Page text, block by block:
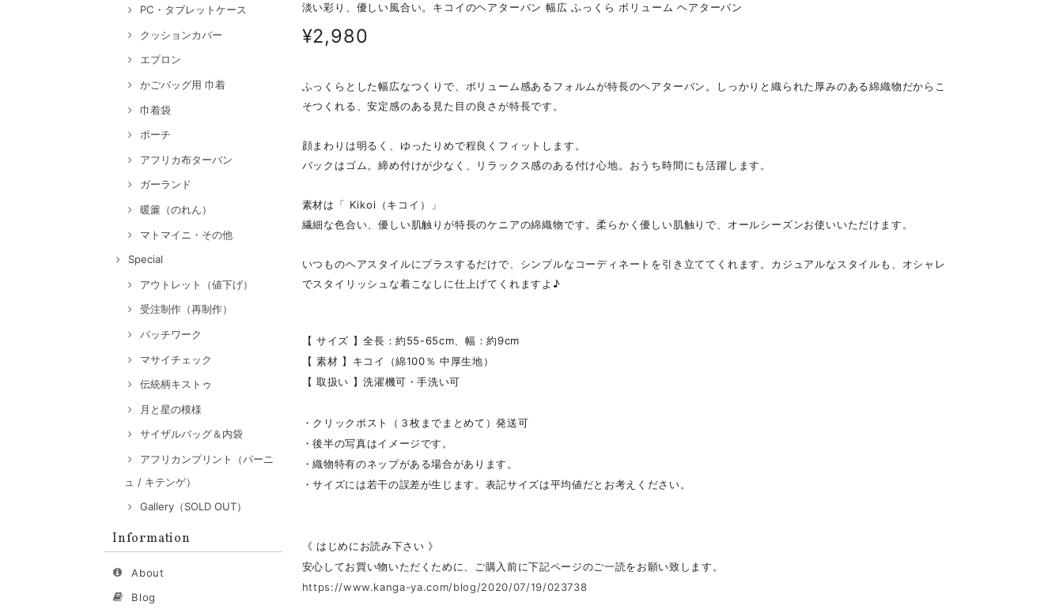
PC・タブレットケース
クッションカバー
エプロン
かごバッグ用 巾着
巾着袋
ポーチ
アフリカ布ターバン
ガーランド
暖簾（のれん）
マトマイニ・その他
Special
アウトレット（値下げ）
受注制作（再制作）
パッチワーク
マサイチェック
伝統柄キストゥ
月と星の模様
サイザルバッグ＆内袋
アフリカンプリント（パーニ
ュ / キテンゲ）
Gallery（SOLD OUT）
Information
About
Blog
淡い彩り、優しい風合い。キコイのヘアターバン 幅広 ふっくら ボリューム ヘアターバン
¥2,980
ふっくらとした幅広なつくりで、ボリューム感あるフォルムが特長のヘアターバン。しっかりと織られた厚みのある綿織物だからこ
そつくれる、安定感のある見た目の良さが特長です。
顔まわりは明るく、ゆったりめで程良くフィットします。
バックはゴム。締め付けが少なく、リラックス感のある付け心地。おうち時間にも活躍します。
素材は「 Kikoi（キコイ）」
繊細な色合い、優しい肌触りが特長のケニアの綿織物です。柔らかく優しい肌触りで、オールシーズンお使いいただけます。
いつものヘアスタイルにプラスするだけで、シンプルなコーディネートを引き立ててくれます。カジュアルなスタイルも、オシャレ
でスタイリッシュな着こなしに仕上げてくれますよ♪
【 サイズ 】全長：約55-65cm、幅：約9cm
【 素材 】キコイ（綿100％ 中厚生地）
【 取扱い 】洗濯機可・手洗い可
・クリックポスト（３枚までまとめて）発送可
・後半の写真はイメージです。
・織物特有のネップがある場合があります。
・サイズには若干の誤差が生じます。表記サイズは平均値だとお考えください。
《 はじめにお読み下さい 》
安心してお買い物いただくために、ご購入前に下記ページのご一読をお願い致します。
https://www.kanga-ya.com/blog/2020/07/19/023738